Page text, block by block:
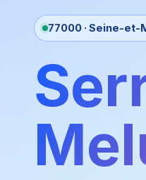
77000 · Seine-et-